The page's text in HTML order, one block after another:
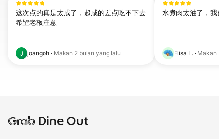
这次点的真是太咸了，超咸的差点吃不下去
希望老板注意
J joangoh · Makan 2 bulan yang lalu
水煮肉太油了，
Elisa L. · Makan
GrabDine Out